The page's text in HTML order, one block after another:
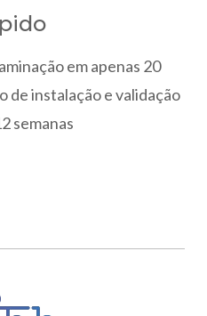
em apenas 20
de instalação e validação
semanas